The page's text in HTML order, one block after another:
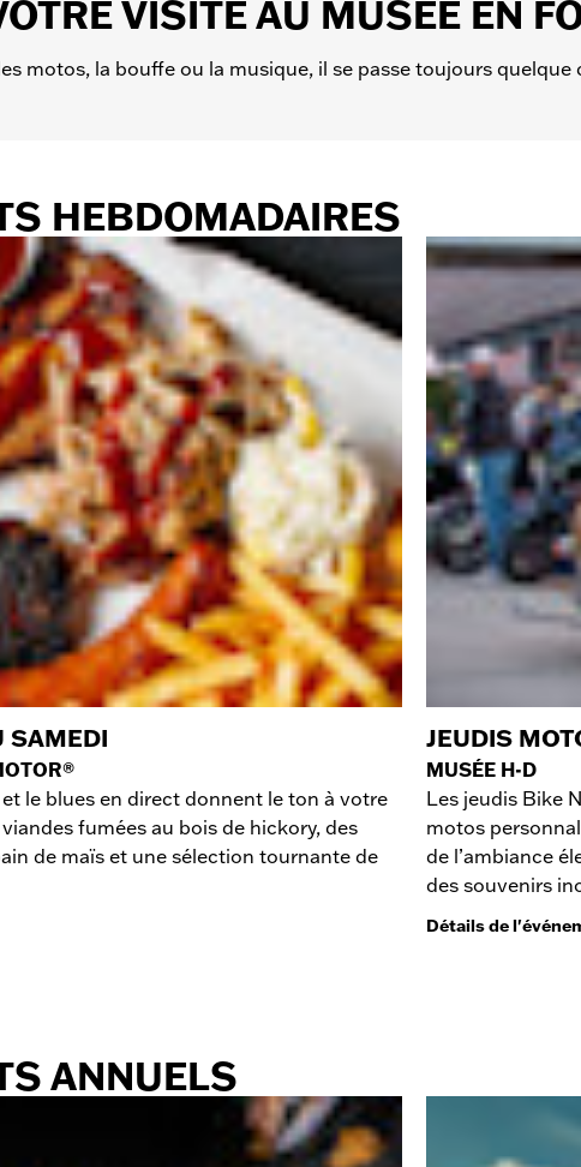
VISITE AU MUSÉE EN
motos, la bouffe ou la musique, il se passe toujours quelque
HEBDOMADAIRES
SAMEDI
le blues en direct donnent le ton à votre
fumées au bois de hickory, des
de maïs et une sélection tournante de
JEUDIS
MUSÉE H-D
Les jeudis Bike
motos
de l’ambiance
des souvenirs
Détails de
ANNUELS